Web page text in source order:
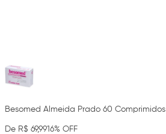
Besomed Almeida Prado 60 Comprimidos
De R$ 69,9916% OFF